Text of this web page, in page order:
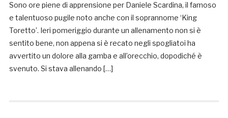
Sono ore piene di apprensione per Daniele Scardina, il famoso
e talentuoso pugile noto anche con il soprannome ‘King
Toretto’. Ieri pomeriggio durante un allenamento non si è
sentito bene, non appena si è recato negli spogliatoi ha
avvertito un dolore alla gamba e all’orecchio, dopodiché è
svenuto. Si stava allenando […]